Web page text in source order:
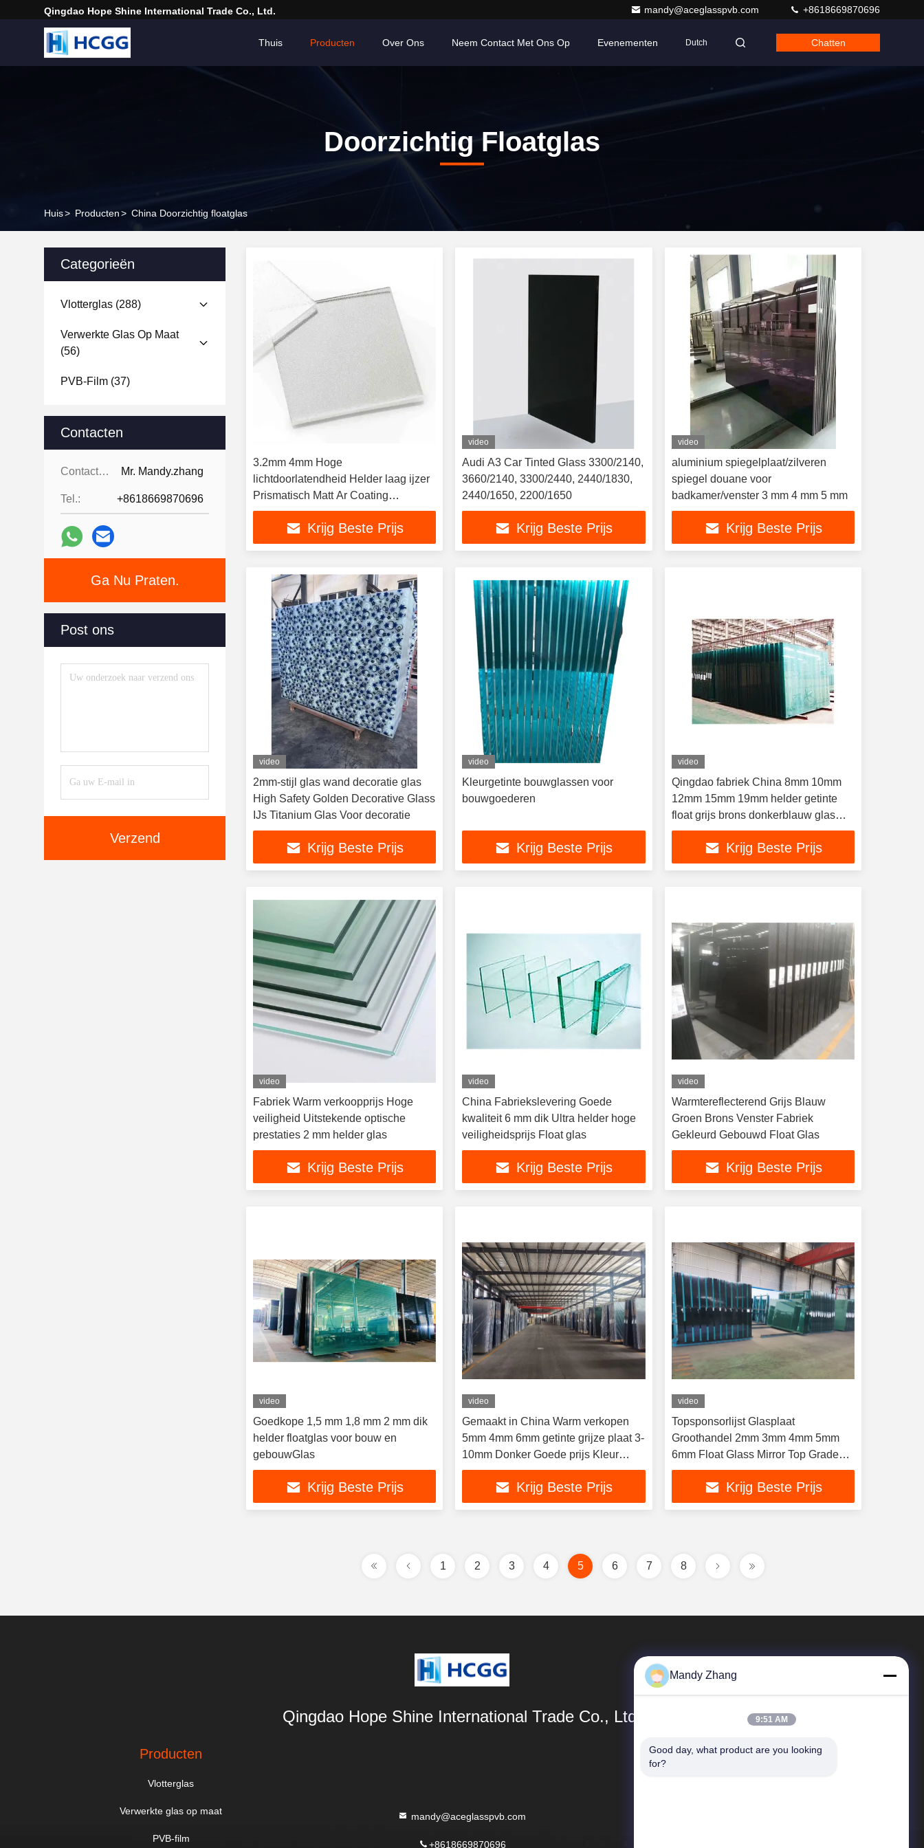
Qingdao Hope Shine International Trade Co., Ltd. mandy@aceglasspvb.com +8618669870696
Thuis Producten Over Ons Neem Contact Met Ons Op Evenementen Dutch Chatten
Doorzichtig Floatglas
Huis> Producten> China Doorzichtig floatglas
Categorieën
Vlotterglas (288)
Verwerkte Glas Op Maat
(56)
PVB-Film (37)
Contacten
Contacten: Mr. Mandy.zhang
Tel.: +8618669870696
Ga Nu Praten.
Post ons
Verzend
3.2mm 4mm Hoge
lichtdoorlatendheid Helder laag ijzer
Prismatisch Matt Ar Coating
Zonneglas Voor zonnepanelen PV-
modules
Krijg Beste Prijs
video
Audi A3 Car Tinted Glass 3300/2140,
3660/2140, 3300/2440, 2440/1830,
2440/1650, 2200/1650
Krijg Beste Prijs
video
aluminium spiegelplaat/zilveren
spiegel douane voor
badkamer/venster 3 mm 4 mm 5 mm
Krijg Beste Prijs
video
2mm-stijl glas wand decoratie glas
High Safety Golden Decorative Glass
IJs Titanium Glas Voor decoratie
Krijg Beste Prijs
video
Kleurgetinte bouwglassen voor
bouwgoederen
Krijg Beste Prijs
video
Qingdao fabriek China 8mm 10mm
12mm 15mm 19mm helder getinte
float grijs brons donkerblauw glas
kleur fabrikant direct
Krijg Beste Prijs
video
Fabriek Warm verkoopprijs Hoge
veiligheid Uitstekende optische
prestaties 2 mm helder glas
Krijg Beste Prijs
video
China Fabriekslevering Goede
kwaliteit 6 mm dik Ultra helder hoge
veiligheidsprijs Float glas
Krijg Beste Prijs
video
Warmtereflecterend Grijs Blauw
Groen Brons Venster Fabriek
Gekleurd Gebouwd Float Glas
Krijg Beste Prijs
video
Goedkope 1,5 mm 1,8 mm 2 mm dik
helder floatglas voor bouw en
gebouwGlas
Krijg Beste Prijs
video
Gemaakt in China Warm verkopen
5mm 4mm 6mm getinte grijze plaat 3-
10mm Donker Goede prijs Kleur
Float Glas
Krijg Beste Prijs
video
Topsponsorlijst Glasplaat
Groothandel 2mm 3mm 4mm 5mm
6mm Float Glass Mirror Top Grade
Clear Flat
Krijg Beste Prijs
1 2 3 4 5 6 7 8
Qingdao Hope Shine International Trade Co., Ltd.
Producten
Vlotterglas
Verwerkte glas op maat
PVB-film
mandy@aceglasspvb.com
+8618669870696
Snelkoppelingen
Mandy Zhang
9:51 AM
Good day, what product are you looking
for?